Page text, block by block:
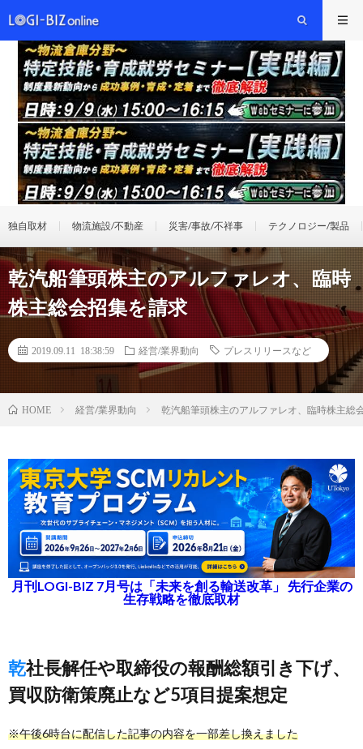
独自取材 物流施設/不動産 災害/事故/不祥事 テクノロジー/製品
乾汽船筆頭株主のアルファレオ、臨時
株主総会招集を請求
2019.09.11 18:38:59 経営/業界動向 プレスリリースなど
HOME 経営/業界動向 乾汽船筆頭株主のアルファレオ、臨時株主総
月刊LOGI-BIZ 7月号は「未来を創る輸送改革」 先行企業の
生存戦略を徹底取材
乾社長解任や取締役の報酬総額引き下げ、
買収防衛策廃止など5項目提案想定
※午後6時台に配信した記事の内容を一部差し換えました